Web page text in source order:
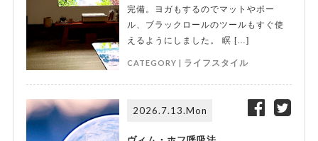
完備。ヨガもするのでマットやポー
ル、ブラックロールのツールもすぐ使
えるようにしました。 瞑 […]
CATEGORY | ライフスタイル
2026.7.13.Mon